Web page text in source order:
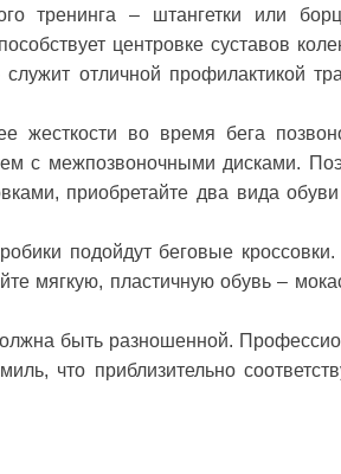
тренинга – штангетки или
центровке суставов
отличной профилактикой
жесткости во время бега
с межпозвоночными дисками.
приобретайте два вида
подойдут беговые
мягкую, пластичную обувь –
быть разношенной.
что приблизительно